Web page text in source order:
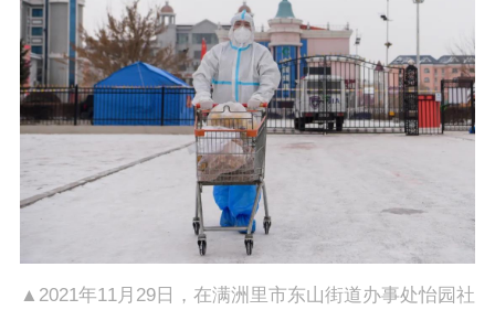
▲2021年11月29日，在满洲里市东山街道办事处怡园社